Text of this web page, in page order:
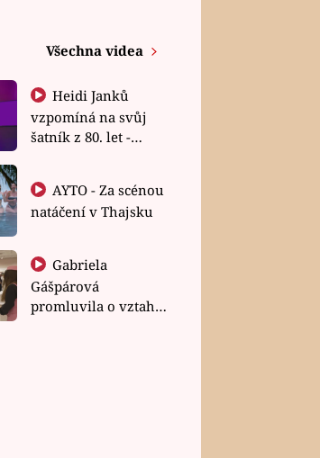
Všechna videa
Heidi Janků
vzpomíná na svůj
šatník z 80. let -
natáčení v Thajsku
Gabriela
Gášpárová
promluvila o vztahu